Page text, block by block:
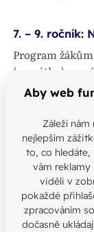
7. – 9. ročník:
Program
(památku) v
kulturní
Žáci si rozšíří
symbolů
slavení, krásy
Materiál
adrese:
Aby web
Záleží
nejlepším
to, co hledáte,
vám reklamy
viděli v
pokaždé
zpracováním
dočasně